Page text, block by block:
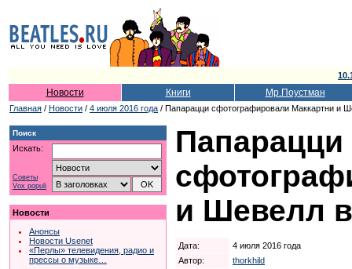
Новости Книги Мр.Поустман
Главная / Новости / 4 июля 2016 года / Папарацци сфотографировали Маккартни и
Поиск
Искать:
Советы
Vox populi
Новости
Анонсы
Новости Usenet
«Перлы» телевидения, радио и
прессы о музыке…
Папарацци
и Шевелл
Дата:
4 июля 2016 года
Автор:
thorkhild